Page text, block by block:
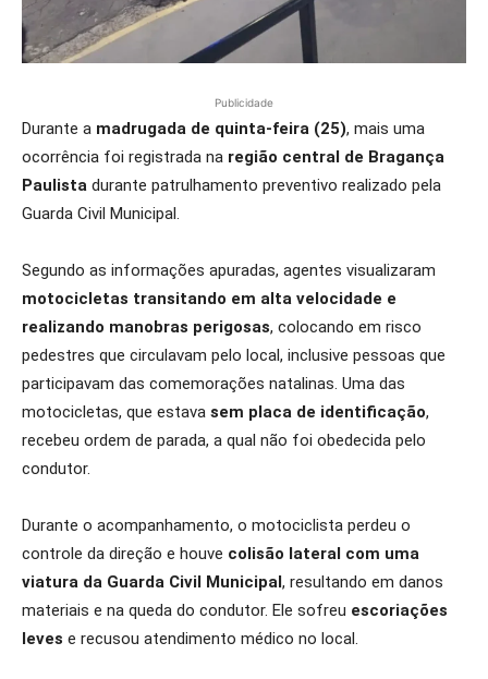
Publicidade
Durante a madrugada de quinta-feira (25), mais uma
ocorrência foi registrada na região central de Bragança
Paulista durante patrulhamento preventivo realizado pela
Guarda Civil Municipal.
Segundo as informações apuradas, agentes visualizaram
motocicletas transitando em alta velocidade e
realizando manobras perigosas, colocando em risco
pedestres que circulavam pelo local, inclusive pessoas que
participavam das comemorações natalinas. Uma das
motocicletas, que estava sem placa de identificação,
recebeu ordem de parada, a qual não foi obedecida pelo
condutor.
Durante o acompanhamento, o motociclista perdeu o
controle da direção e houve colisão lateral com uma
viatura da Guarda Civil Municipal, resultando em danos
materiais e na queda do condutor. Ele sofreu escoriações
leves e recusou atendimento médico no local.